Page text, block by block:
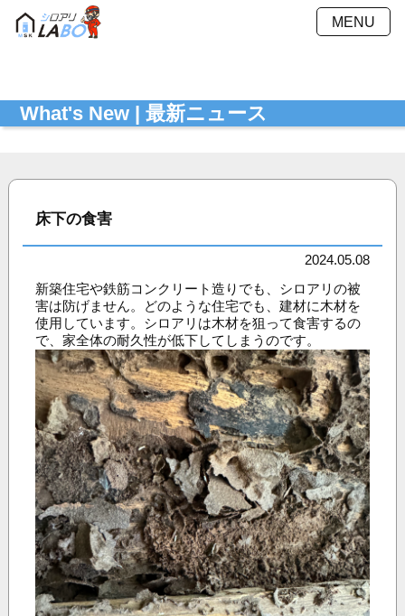
MENU
施工事例 Ｑ＆Ａ
プライバシーポリシー お問い合わせ
What's New | 最新ニュース
床下の食害
2024.05.08
新築住宅や鉄筋コンクリート造りでも、シロアリの被
害は防げません。どのような住宅でも、建材に木材を
使用しています。シロアリは木材を狙って食害するの
で、家全体の耐久性が低下してしまうのです。